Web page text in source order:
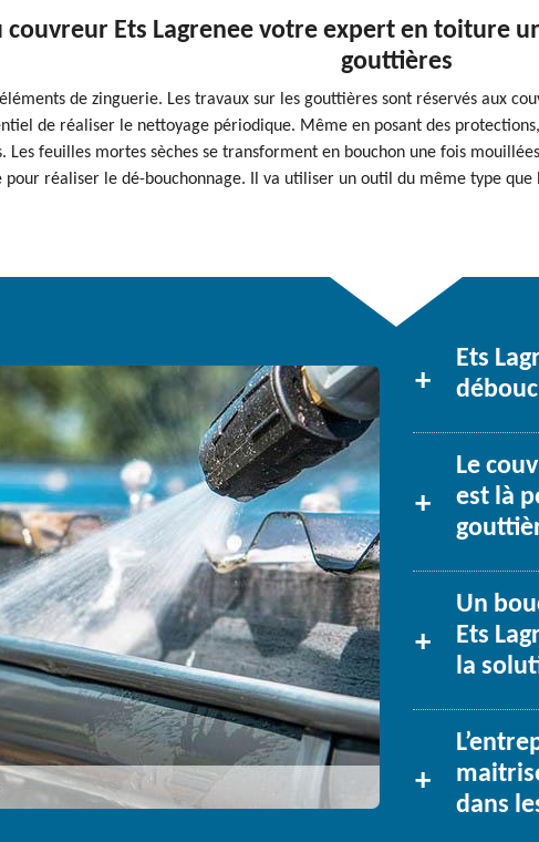
couvreur Ets Lagrenee votre expert en toiture
gouttières
de zinguerie. Les travaux sur les gouttières sont réservés aux
de réaliser le nettoyage périodique. Même en posant des
Les feuilles mortes sèches se transforment en bouchon une fois
pour réaliser le dé-bouchonnage. Il va utiliser un outil du même type
Ets
Le
est là
Un
Ets
la
dans